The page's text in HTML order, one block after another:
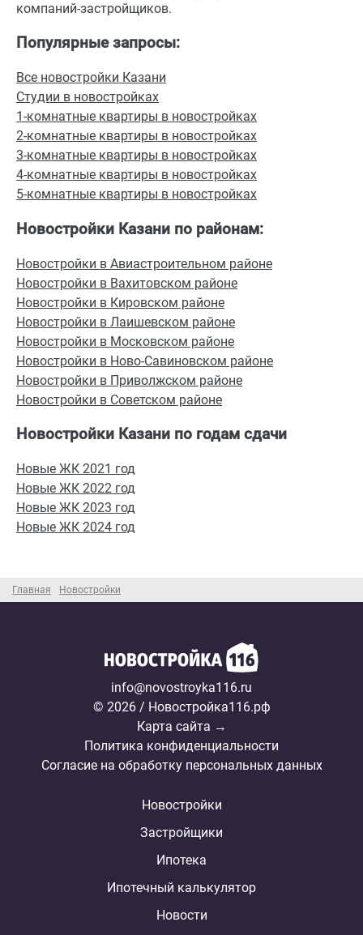
Главная Новостройки
компаний-застройщиков.
Популярные запросы:
Все новостройки Казани
Студии в новостройках
1-комнатные квартиры в новостройках
2-комнатные квартиры в новостройках
3-комнатные квартиры в новостройках
4-комнатные квартиры в новостройках
5-комнатные квартиры в новостройках
Новостройки Казани по районам:
Новостройки в Авиастроительном районе
Новостройки в Вахитовском районе
Новостройки в Кировском районе
Новостройки в Лаишевском районе
Новостройки в Московском районе
Новостройки в Ново-Савиновском районе
Новостройки в Приволжском районе
Новостройки в Советском районе
Новостройки Казани по годам сдачи
Новые ЖК 2021 год
Новые ЖК 2022 год
Новые ЖК 2023 год
Новые ЖК 2024 год
info@novostroyka116.ru
© 2026 / Новостройка116.рф
Карта сайта →
Политика конфиденциальности
Согласие на обработку персональных данных
Новостройки
Застройщики
Ипотека
Ипотечный калькулятор
Новости